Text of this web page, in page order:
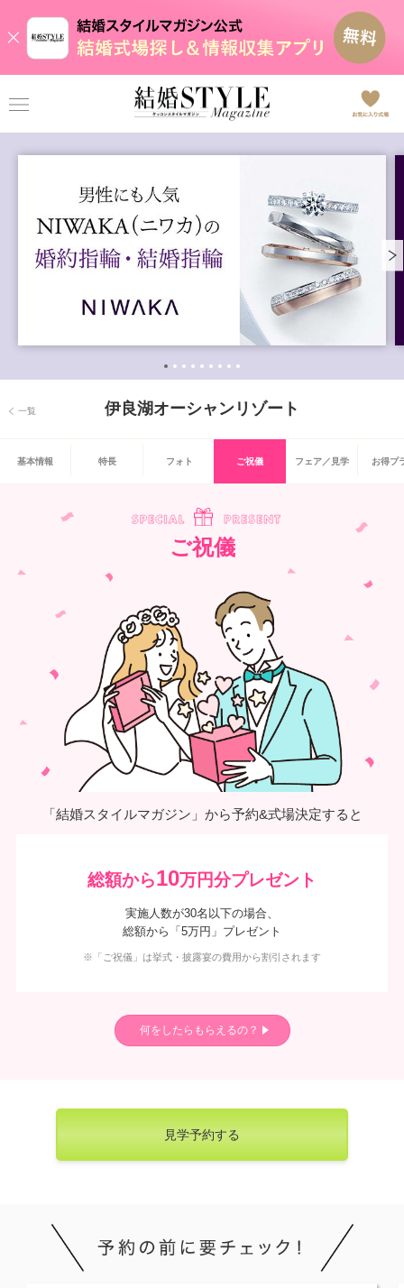
一覧 伊良湖オーシャンリゾート
基本情報 特長 フォト ご祝儀 フェア／見学 お得プ
ご祝儀
「結婚スタイルマガジン」から予約&式場決定すると
総額から10万円分プレゼント
実施人数が30名以下の場合、
総額から「5万円」プレゼント
※「ご祝儀」は挙式・披露宴の費用から割引されます
何をしたらもらえるの？
見学予約する